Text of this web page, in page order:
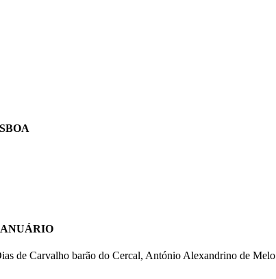
de Carvalho barão do Cercal, António Alexandrino de Melo